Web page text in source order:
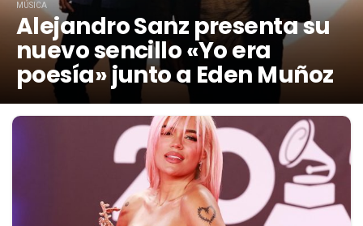
MÚSICA
Alejandro Sanz presenta su
nuevo sencillo «Yo era
poesía» junto a Eden Muñoz